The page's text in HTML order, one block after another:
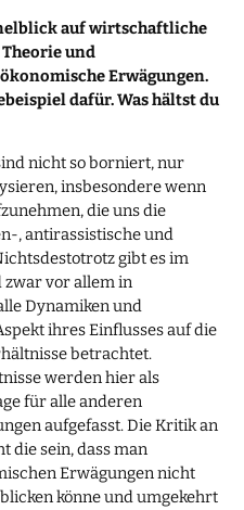
auf wirtschaftliche
und
Erwägungen.
dafür. Was hältst du
nicht so borniert, nur
insbesondere wenn
die uns die
, antirassistische und
gibt es im
zwar vor allem in
Dynamiken und
ihres Einflusses auf die
betrachtet.
werden hier als
für alle anderen
aufgefasst. Die Kritik an
die sein, dass man
Erwägungen nicht
könne und umgekehrt